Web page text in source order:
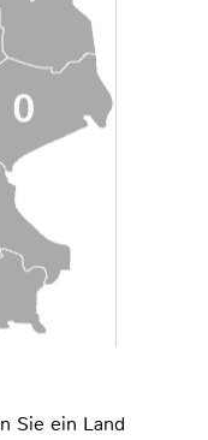
Sie ein Land